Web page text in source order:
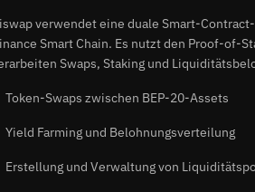
verwendet eine duale Smart-
Smart Chain. Es nutzt den Proof-of-
Swaps, Staking und
Token-Swaps zwischen BEP-20-Assets
Yield Farming und Belohnungsverteilung
Erstellung und Verwaltung von